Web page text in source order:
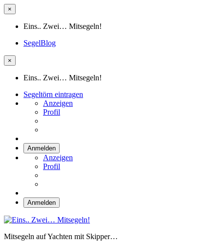
×
Eins.. Zwei… Mitsegeln!
SegelBlog
×
Eins.. Zwei… Mitsegeln!
Segeltörn eintragen
Anzeigen
Profil
Anmelden
Anzeigen
Profil
Anmelden
Mitsegeln auf Yachten mit Skipper…